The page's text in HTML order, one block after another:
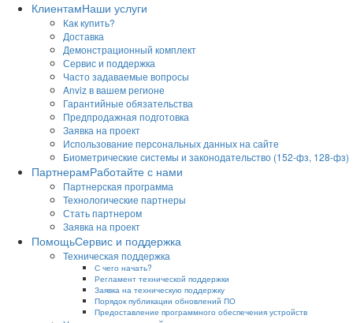
КлиентамНаши услуги
Как купить?
Доставка
Демонстрационный комплект
Сервис и поддержка
Часто задаваемые вопросы
Anviz в вашем регионе
Гарантийные обязательства
Предпродажная подготовка
Заявка на проект
Использование персональных данных на сайте
Биометрические системы и законодательство (152-фз, 128-фз)
ПартнерамРаботайте с нами
Партнерская программа
Технологические партнеры
Стать партнером
Заявка на проект
ПомощьСервис и поддержка
Техническая поддержка
С чего начать?
Регламент технической поддержки
Заявка на техническую поддержку
Порядок публикации обновлений ПО
Предоставление программного обеспечения устройств